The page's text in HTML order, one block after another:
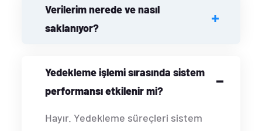
Verilerim nerede ve nasıl
saklanıyor?
Yedekleme işlemi sırasında sistem
performansı etkilenir mi?
Hayır. Yedekleme süreçleri sistem